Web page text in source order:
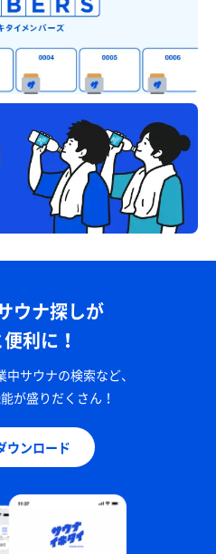
ウナ探しが
利に！
サウナの検索など、
が盛りだくさん！
ウンロード